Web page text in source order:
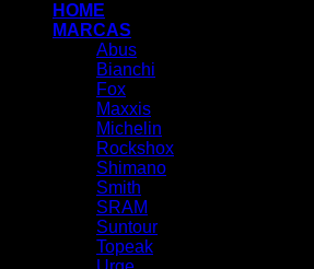
HOME
MARCAS
Abus
Bianchi
Fox
Maxxis
Michelin
Rockshox
Shimano
Smith
SRAM
Suntour
Topeak